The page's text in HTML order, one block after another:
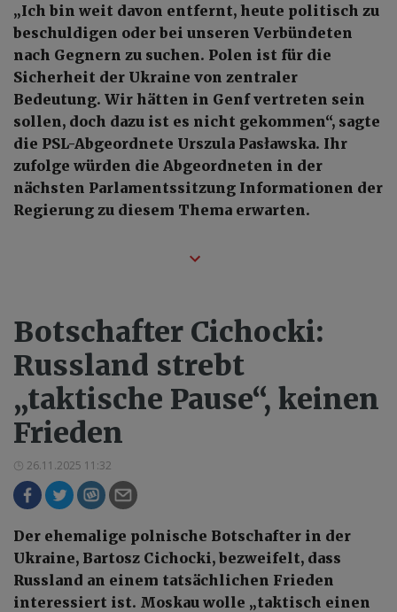
„Ich bin weit davon entfernt, heute politisch zu
beschuldigen oder bei unseren Verbündeten
nach Gegnern zu suchen. Polen ist für die
Sicherheit der Ukraine von zentraler
Bedeutung. Wir hätten in Genf vertreten sein
sollen, doch dazu ist es nicht gekommen“, sagte
die PSL-Abgeordnete Urszula Pasławska. Ihr
zufolge würden die Abgeordneten in der
nächsten Parlamentssitzung Informationen der
Regierung zu diesem Thema erwarten.
Botschafter Cichocki:
Russland strebt
„taktische Pause“, keinen
Frieden
26.11.2025 11:32
Der ehemalige polnische Botschafter in der
Ukraine, Bartosz Cichocki, bezweifelt, dass
Russland an einem tatsächlichen Frieden
interessiert ist. Moskau wolle „taktisch einen